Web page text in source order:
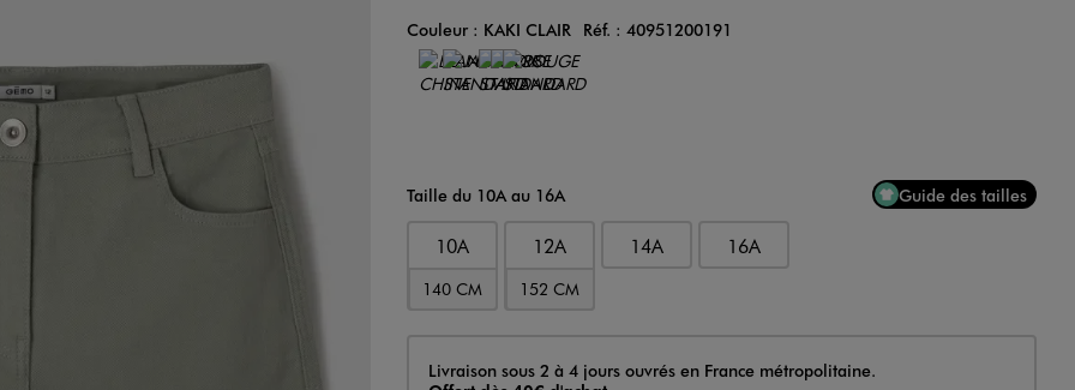
Couleur
Couleur : KAKI CLAIR Réf. : 40951200191
Choisissez votre Couleur
Taille du 10A au 16A Guide des tailles
10A
140 CM
12A
152 CM
14A 16A
Livraison
Livraison sous 2 à 4 jours ouvrés en France métropolitaine.